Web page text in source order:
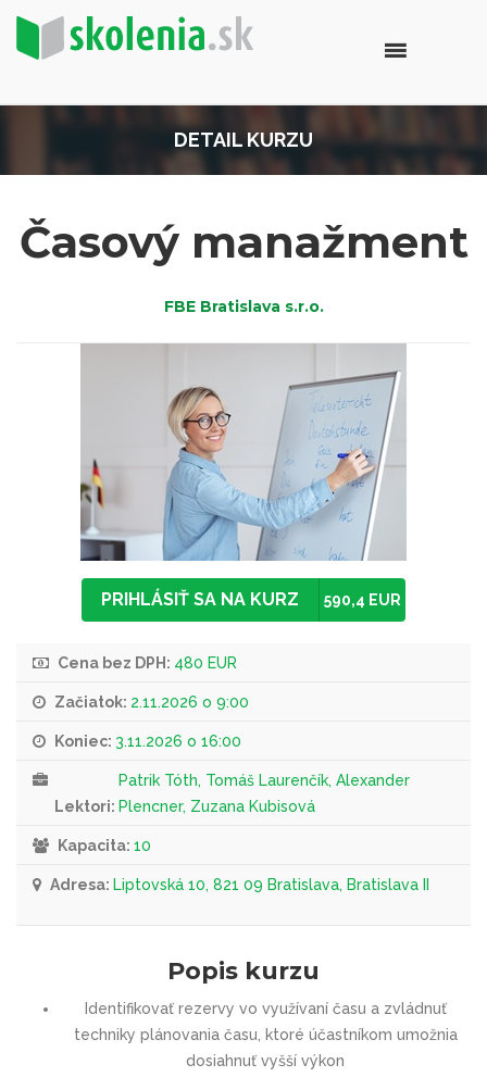
DETAIL KURZU
Časový manažment
FBE Bratislava s.r.o.
PRIHLÁSIŤ SA NA KURZ 590,4 EUR
Cena bez DPH: 480 EUR
Začiatok: 2.11.2026 o 9:00
Koniec: 3.11.2026 o 16:00
Lektori:
Patrik Tóth, Tomáš Laurenčík, Alexander
Plencner, Zuzana Kubisová
Kapacita: 10
Adresa: Liptovská 10, 821 09 Bratislava, Bratislava II
Popis kurzu
Identifikovať rezervy vo využívaní času a zvládnuť
techniky plánovania času, ktoré účastníkom umožnia
dosiahnuť vyšší výkon